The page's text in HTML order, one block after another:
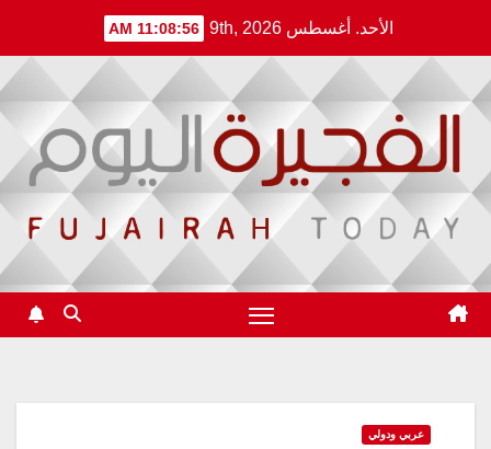
content
الأحد. أغسطس 9th, 2026 11:08:56 AM
عربي ودولي